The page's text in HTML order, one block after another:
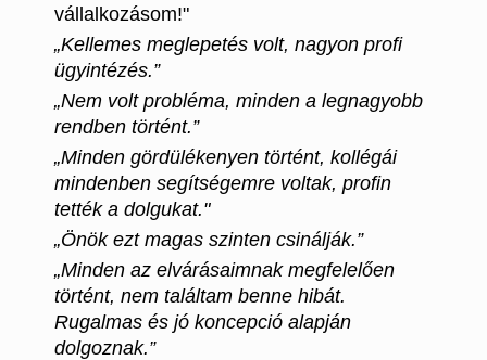
vállalkozásom!"
„Kellemes meglepetés volt, nagyon profi
ügyintézés.”
„Nem volt probléma, minden a legnagyobb
rendben történt.”
„Minden gördülékenyen történt, kollégái
mindenben segítségemre voltak, profin
tették a dolgukat."
„Önök ezt magas szinten csinálják.”
„Minden az elvárásaimnak megfelelően
történt, nem találtam benne hibát.
Rugalmas és jó koncepció alapján
dolgoznak.”